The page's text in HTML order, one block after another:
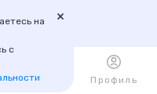
ИПОТЕКА
на
с
×
Профиль